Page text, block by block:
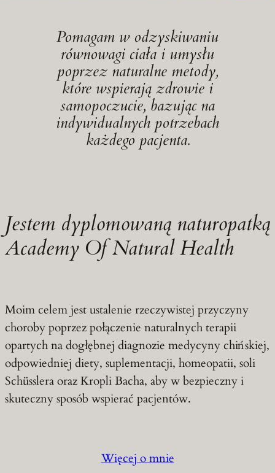
Pomagam w odzyskiwaniu
równowagi ciała i umysłu
poprzez naturalne metody,
które wspierają zdrowie i
samopoczucie, bazując na
indywidualnych potrzebach
każdego pacjenta.
Jestem dyplomowaną naturopatką
Academy Of Natural Health
Moim celem jest ustalenie rzeczywistej przyczyny
choroby poprzez połączenie naturalnych terapii
opartych na dogłębnej diagnozie medycyny chińskiej,
odpowiedniej diety, suplementacji, homeopatii, soli
Schüsslera oraz Kropli Bacha, aby w bezpieczny i
skuteczny sposób wspierać pacjentów.
Więcej o mnie